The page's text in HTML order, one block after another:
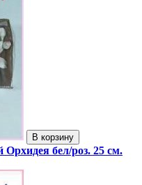
В корзину
бел/роз. 25 см.